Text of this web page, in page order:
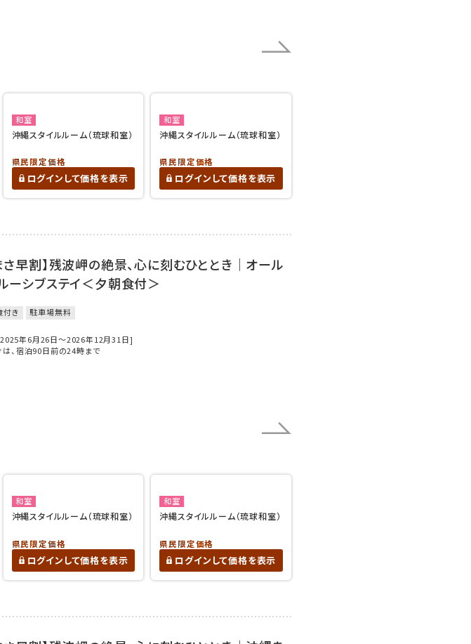
和室
沖縄スタイルルーム（琉球和室）
県民限定価格
ログインして価格を表示
和室
沖縄スタイルルーム（琉球和室）
県民限定価格
ログインして価格を表示
さ早割】残波岬の絶景、心に刻むひととき｜オール
ーシブステイ＜夕朝食付＞
付き 駐車場無料
年6月26日～2026年12月31日]
、宿泊90日前の24時まで
和室
沖縄スタイルルーム（琉球和室）
県民限定価格
ログインして価格を表示
和室
沖縄スタイルルーム（琉球和室）
県民限定価格
ログインして価格を表示